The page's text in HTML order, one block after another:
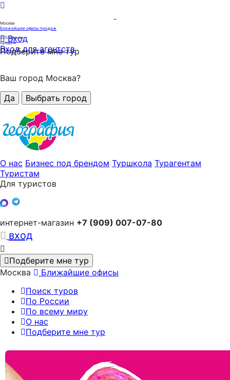
Москва
Ближайшие офисы продаж
320офисов
продаж
Вход
Вход для агентств
Подберите мне тур
Ваш город Москва?
Да
Выбрать город
О нас Бизнес под брендом Туршкола Турагентам
Туристам
Для туристов
интернет-магазин +7 (909) 007-07-80
вход
Подберите мне тур
Москва
Ближайшие офисы
Поиск туров
По России
По всему миру
О нас
Подберите мне тур